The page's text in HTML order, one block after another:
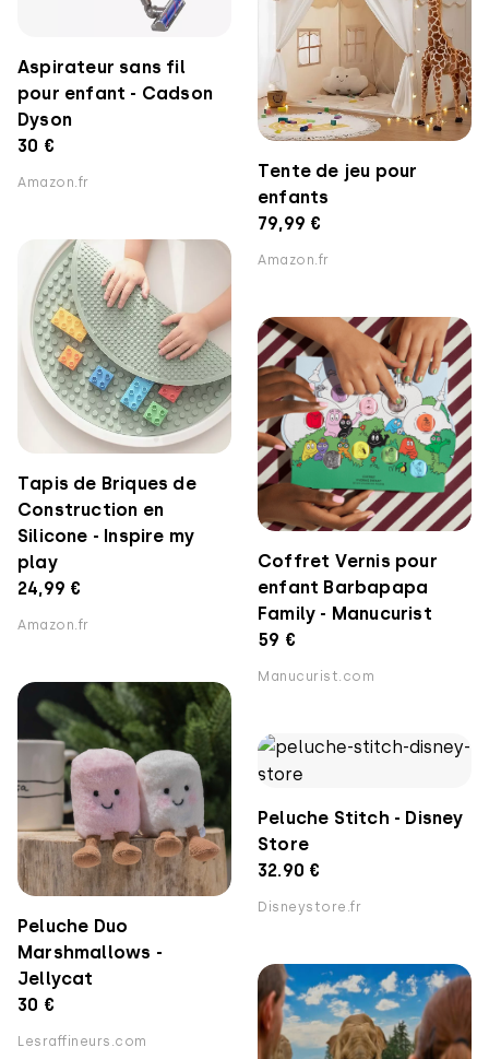
Aspirateur sans fil
pour enfant - Cadson
Dyson
30 €
Amazon.fr
Tente de jeu pour
enfants
79,99 €
Amazon.fr
Tapis de Briques de
Construction en
Silicone - Inspire my
play
24,99 €
Amazon.fr
Coffret Vernis pour
enfant Barbapapa
Family - Manucurist
59 €
Manucurist.com
Peluche Duo
Marshmallows -
Jellycat
30 €
Lesraffineurs.com
Peluche Stitch - Disney
Store
32.90 €
Disneystore.fr